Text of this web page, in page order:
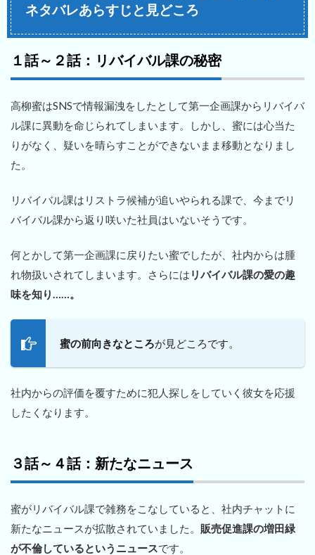
ネタバレあらすじと見どころ
１話～２話：リバイバル課の秘密
高柳蜜はSNSで情報漏洩をしたとして第一企画課からリバイバ
ル課に異動を命じられてしまいます。しかし、蜜には心当た
りがなく、疑いを晴らすことができないまま移動となりまし
た。
リバイバル課はリストラ候補が追いやられる課で、今までリ
バイバル課から返り咲いた社員はいないそうです。
何とかして第一企画課に戻りたい蜜でしたが、社内からは腫
れ物扱いされてしまいます。さらには リバイバル課の愛の趣
味を知り……。
蜜の前向きなところが見どころです。
社内からの評価を覆すために犯人探しをしていく彼女を応援
したくなります。
３話～４話：新たなニュース
蜜がリバイバル課で雑務をこなしていると、社内チャットに
新たなニュースが拡散されていました。 販売促進課の増田緑
が不倫しているというニュースです。